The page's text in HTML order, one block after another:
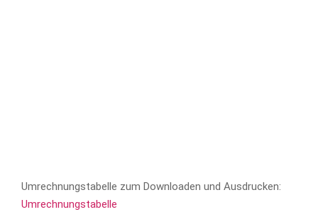
Umrechnungstabelle zum Downloaden und Ausdrucken:
Umrechnungstabelle